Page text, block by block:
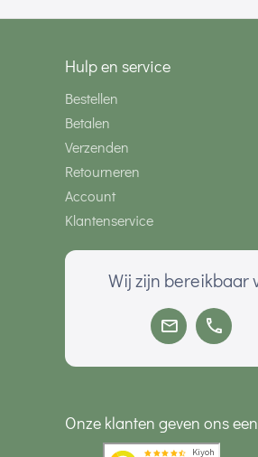
Hulp en service
Bestellen
Betalen
Verzenden
Retourneren
Account
Klantenservice
Wij zijn bereikbaar
Onze klanten geven ons een